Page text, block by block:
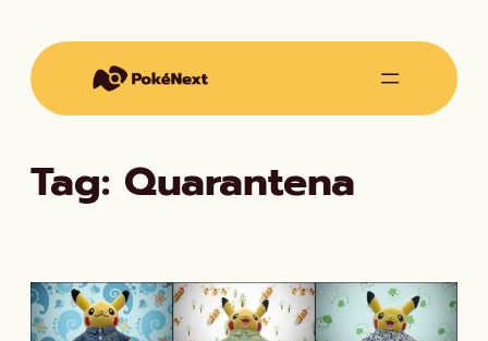
contenuto
Tag: Quarantena